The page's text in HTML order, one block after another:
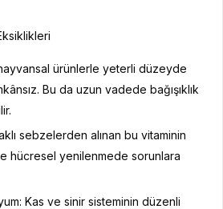
ürünlerle yeterli düzeyde
Bu da uzun vadede bağışıklık
sebzelerden alınan bu vitaminin
hücresel yenilenmede sorunlara
Kas ve sinir sisteminin düzenli